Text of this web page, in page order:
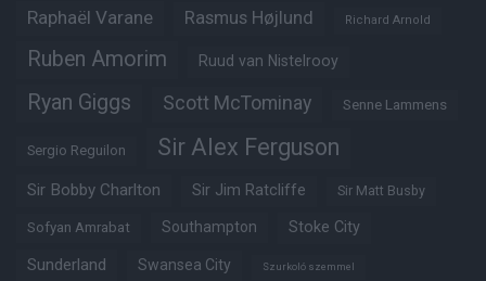
Raphaël Varane Rasmus Højlund Richard Arnold
Ruben Amorim Ruud van Nistelrooy
Ryan Giggs Scott McTominay Senne Lammens
Sergio Reguilon Sir Alex Ferguson
Sir Bobby Charlton Sir Jim Ratcliffe Sir Matt Busby
Sofyan Amrabat Southampton Stoke City
Sunderland Swansea City Szurkoló szemmel